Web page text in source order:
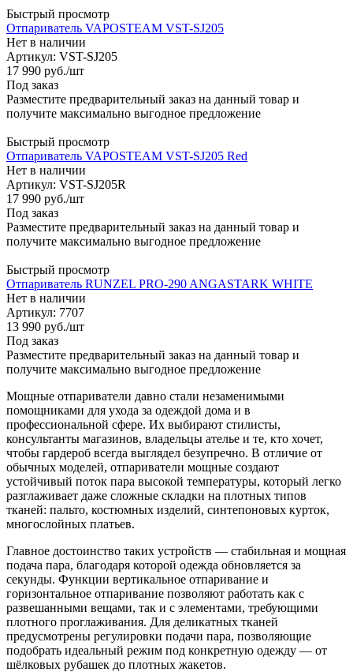
Быстрый просмотр
Отпариватель VAPOSTEAM VST-SJ205
Нет в наличии
Артикул: VST-SJ205
17 990 руб./шт
Под заказ
Разместите предварительный заказ на данный товар и
получите максимально выгодное предложение
Быстрый просмотр
Отпариватель VAPOSTEAM VST-SJ205 Red
Нет в наличии
Артикул: VST-SJ205R
17 990 руб./шт
Под заказ
Разместите предварительный заказ на данный товар и
получите максимально выгодное предложение
Быстрый просмотр
Отпариватель RUNZEL PRO-290 ANGASTARK WHITE
Нет в наличии
Артикул: 7707
13 990 руб./шт
Под заказ
Разместите предварительный заказ на данный товар и
получите максимально выгодное предложение
Мощные отпариватели давно стали незаменимыми
помощниками для ухода за одеждой дома и в
профессиональной сфере. Их выбирают стилисты,
консультанты магазинов, владельцы ателье и те, кто хочет,
чтобы гардероб всегда выглядел безупречно. В отличие от
обычных моделей, отпариватели мощные создают
устойчивый поток пара высокой температуры, который легко
разглаживает даже сложные складки на плотных типов
тканей: пальто, костюмных изделий, синтепоновых курток,
многослойных платьев.
Главное достоинство таких устройств — стабильная и мощная
подача пара, благодаря которой одежда обновляется за
секунды. Функции вертикальное отпаривание и
горизонтальное отпаривание позволяют работать как с
развешанными вещами, так и с элементами, требующими
плотного проглаживания. Для деликатных тканей
предусмотрены регулировки подачи пара, позволяющие
подобрать идеальный режим под конкретную одежду — от
шёлковых рубашек до плотных жакетов.